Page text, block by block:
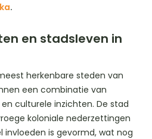
.
en stadsleven in
herkenbare steden van
een combinatie van
culturele inzichten. De stad
koloniale nederzettingen
invloeden is gevormd, wat nog